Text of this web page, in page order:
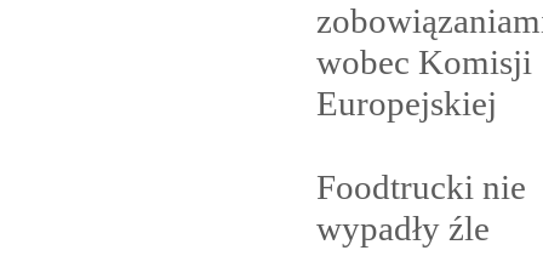
wobec Komisji
Europejskiej
Foodtrucki nie
wypadły źle